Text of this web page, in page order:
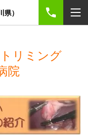
）
リミング
院